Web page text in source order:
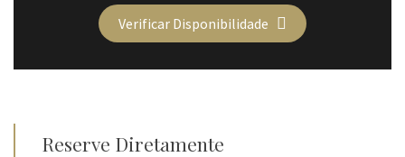
Verificar Disponibilidade
Reserve Diretamente